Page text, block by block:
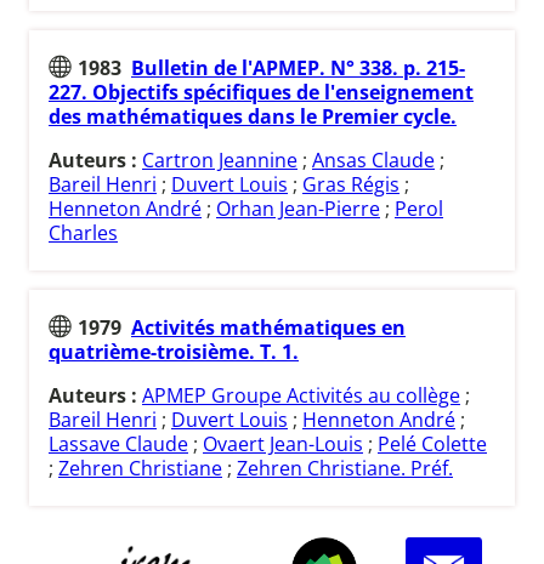
1983 Bulletin de l'APMEP. N° 338. p. 215-
227. Objectifs spécifiques de l'enseignement
des mathématiques dans le Premier cycle.
Auteurs : Cartron Jeannine ; Ansas Claude ;
Bareil Henri ; Duvert Louis ; Gras Régis ;
Henneton André ; Orhan Jean-Pierre ; Perol
Charles
1979 Activités mathématiques en
quatrième-troisième. T. 1.
Auteurs : APMEP Groupe Activités au collège ;
Bareil Henri ; Duvert Louis ; Henneton André ;
Lassave Claude ; Ovaert Jean-Louis ; Pelé Colette
; Zehren Christiane ; Zehren Christiane. Préf.